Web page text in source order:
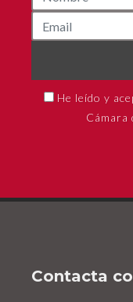
He leído y
Cámara
Contacta